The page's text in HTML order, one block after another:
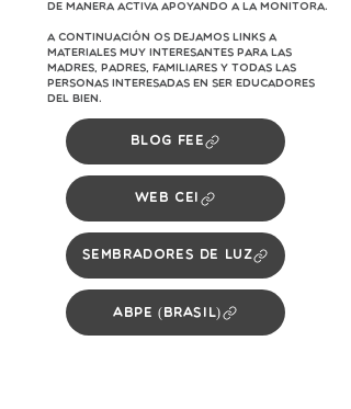
de manera activa apoyando a la monitora.
A continuación os dejamos links a
materiales muy interesantes para las
madres, padres, familiares y todas las
personas interesadas en ser educadores
del bien.
Blog FEE
Web CEI
Sembradores de luz
ABPE (Brasil)